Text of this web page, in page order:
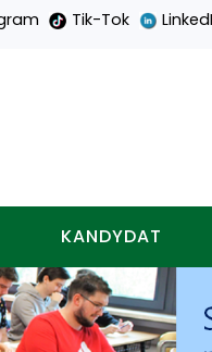
Tik-Tok
KANDYDAT